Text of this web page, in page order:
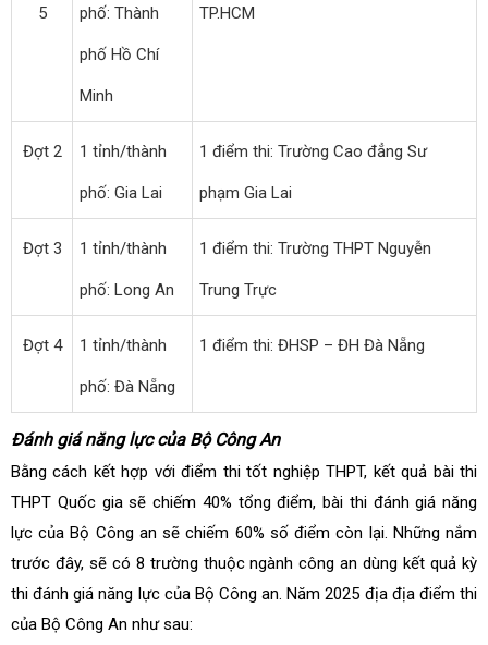
5 phố: Thành
phố Hồ Chí
Minh
TP.HCM
Đợt 2 1 tỉnh/thành
phố: Gia Lai
1 điểm thi: Trường Cao đẳng Sư
phạm Gia Lai
Đợt 3 1 tỉnh/thành
phố: Long An
1 điểm thi: Trường THPT Nguyễn
Trung Trực
Đợt 4 1 tỉnh/thành
phố: Đà Nẵng
1 điểm thi: ĐHSP – ĐH Đà Nẵng
Đánh giá năng lực của Bộ Công An
Bằng cách kết hợp với điểm thi tốt nghiệp THPT, kết quả bài thi
THPT Quốc gia sẽ chiếm 40% tổng điểm, bài thi đánh giá năng
lực của Bộ Công an sẽ chiếm 60% số điểm còn lại. Những nắm
trước đây, sẽ có 8 trường thuộc ngành công an dùng kết quả kỳ
thi đánh giá năng lực của Bộ Công an. Năm 2025 địa địa điểm thi
của Bộ Công An như sau: